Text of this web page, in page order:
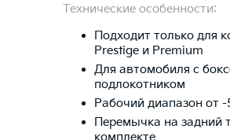
Технические особенности:
Подходит только для
Prestige и Premium
Для автомобиля с
подлокотником
Рабочий диапазон от -
Перемычка на задний
комплекте